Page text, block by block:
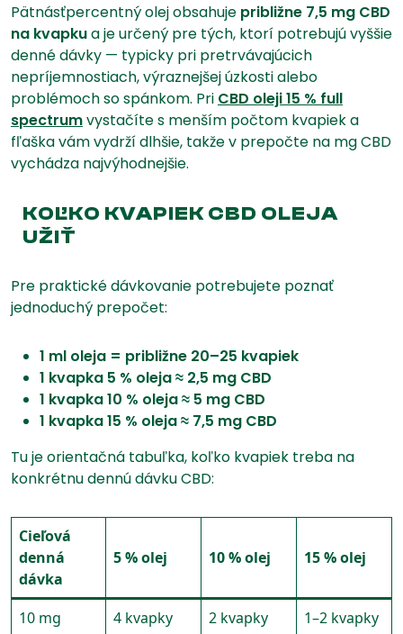
Pätnásťpercentný olej obsahuje približne 7,5 mg CBD
na kvapkua je určený pre tých, ktorí potrebujú vyššie
denné dávky — typicky pri pretrvávajúcich
nepríjemnostiach, výraznejšej úzkosti alebo
problémoch so spánkom. Pri CBD oleji 15 % full
spectrumvystačíte s menším počtom kvapiek a
fľaška vám vydrží dlhšie, takže v prepočte na mg CBD
vychádza najvýhodnejšie.
KOĽKO KVAPIEK CBD OLEJA
UŽIŤ
Pre praktické dávkovanie potrebujete poznať
jednoduchý prepočet:
1 ml oleja = približne 20–25 kvapiek
1 kvapka 5 % oleja ≈ 2,5 mg CBD
1 kvapka 10 % oleja ≈ 5 mg CBD
1 kvapka 15 % oleja ≈ 7,5 mg CBD
Tu je orientačná tabuľka, koľko kvapiek treba na
konkrétnu dennú dávku CBD:
Cieľová
denná
dávka
5 % olej 10 % olej 15 % olej
10 mg 4 kvapky 2 kvapky 1–2 kvapky